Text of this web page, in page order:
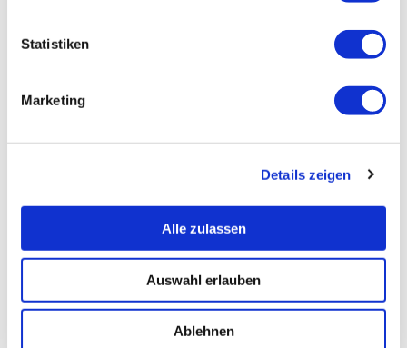
Statistiken
Marketing
Details zeigen
Alle zulassen
Auswahl erlauben
Ablehnen